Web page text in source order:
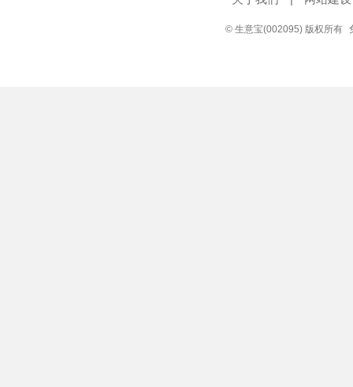
© 生意宝(002095) 版权所有